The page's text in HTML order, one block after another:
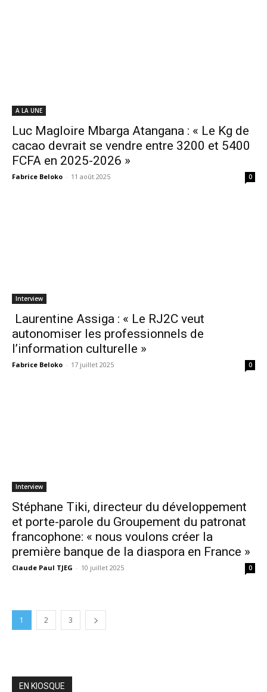
A LA UNE
Luc Magloire Mbarga Atangana : « Le Kg de
cacao devrait se vendre entre 3200 et 5400
FCFA en 2025-2026 »
Fabrice Beloko - 11 août 2025 0
Interview
Laurentine Assiga : « Le RJ2C veut
autonomiser les professionnels de
l’information culturelle »
Fabrice Beloko - 17 juillet 2025 0
Interview
Stéphane Tiki, directeur du développement
et porte-parole du Groupement du patronat
francophone: « nous voulons créer la
première banque de la diaspora en France »
Claude Paul TJEG - 10 juillet 2025 0
1 2 3
EN KIOSQUE